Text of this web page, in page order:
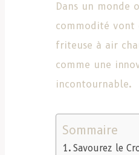
Dans un monde
commodité vont
friteuse à air
comme une
incontournable.
Sommaire
Savourez le